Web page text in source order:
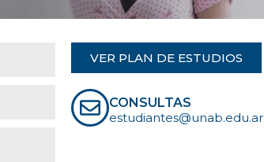
VER PLAN DE ESTUDIOS
CONSULTAS
estudiantes@unab.edu.ar